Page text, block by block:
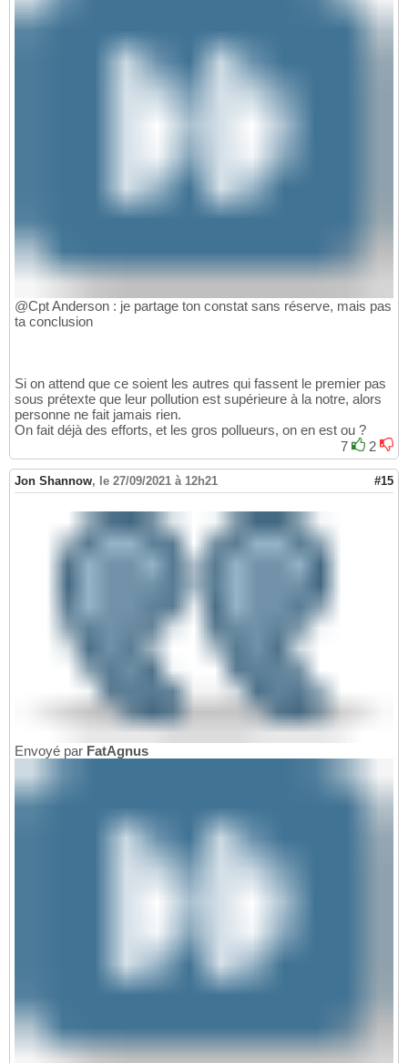
@Cpt Anderson : je partage ton constat sans réserve, mais pas
ta conclusion
Si on attend que ce soient les autres qui fassent le premier pas
sous prétexte que leur pollution est supérieure à la notre, alors
personne ne fait jamais rien.
On fait déjà des efforts, et les gros pollueurs, on en est ou ?
7
2
Jon Shannow, le 27/09/2021 à 12h21 #15
Envoyé par FatAgnus